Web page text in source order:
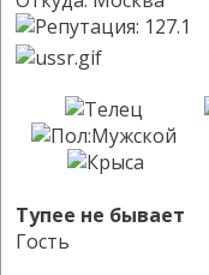
Тупее не бывает
Гость